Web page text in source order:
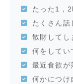
たった1，
たくさん話
散財してし
何をしてい
最近食欲が
何かにつけ